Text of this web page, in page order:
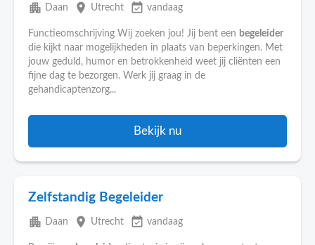
apartment Daan place Utrecht event_available vandaag
Functieomschrijving Wij zoeken jou! Jij bent een begeleider
die kijkt naar mogelijkheden in plaats van beperkingen. Met
jouw geduld, humor en betrokkenheid weet jij cliënten een
fijne dag te bezorgen. Werk jij graag in de
gehandicaptenzorg...
Bekijk nu
Zelfstandig Begeleider
apartment Daan place Utrecht event_available vandaag